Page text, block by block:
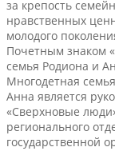
за крепость
нравственных
молодого
Почетным знаком
семья Родиона и
Многодетная
Анна является
«Сверхновые
регионального
государственной